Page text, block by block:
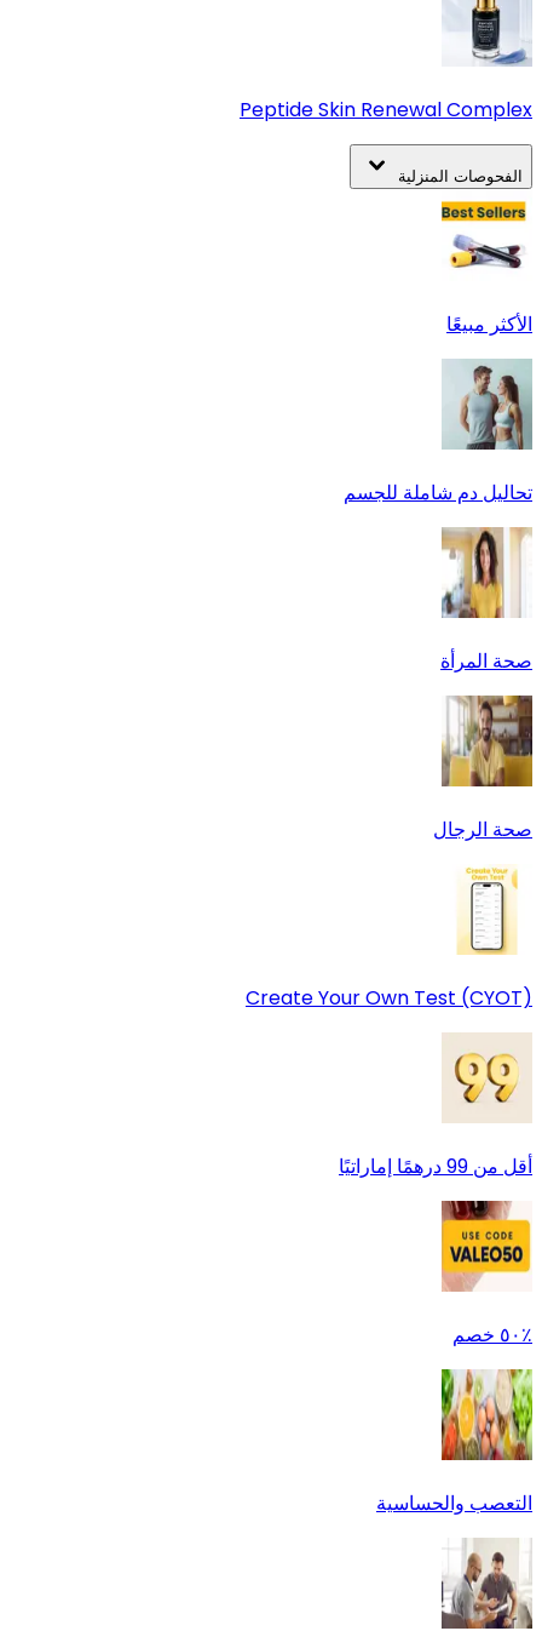
Peptide Skin Renewal Complex
الفحوصات المنزلية
الأكثر مبيعًا
تحاليل دم شاملة للجسم
صحة المرأة
صحة الرجال
Create Your Own Test (CYOT)
أقل من 99 درهمًا إماراتيًا
٪٥٠ خصم
التعصب والحساسية